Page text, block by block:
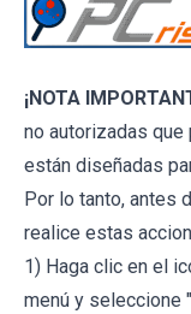
¡NOTA
no autorizadas
están diseñadas
Por lo tanto, antes
realice estas
1) Haga clic en el
menú y seleccione "